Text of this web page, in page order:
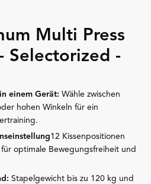
Multi Press
Selectorized -
einem Gerät: Wähle zwischen
hohen Winkeln für ein
12 Kissenpositionen
optimale Bewegungsfreiheit und
Stapelgewicht bis zu 120 kg und